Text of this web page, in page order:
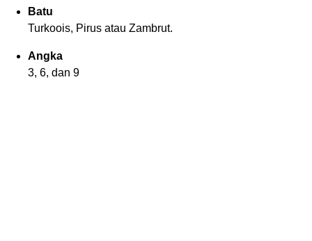
Batu
Turkoois, Pirus atau Zambrut.
Angka
3, 6, dan 9